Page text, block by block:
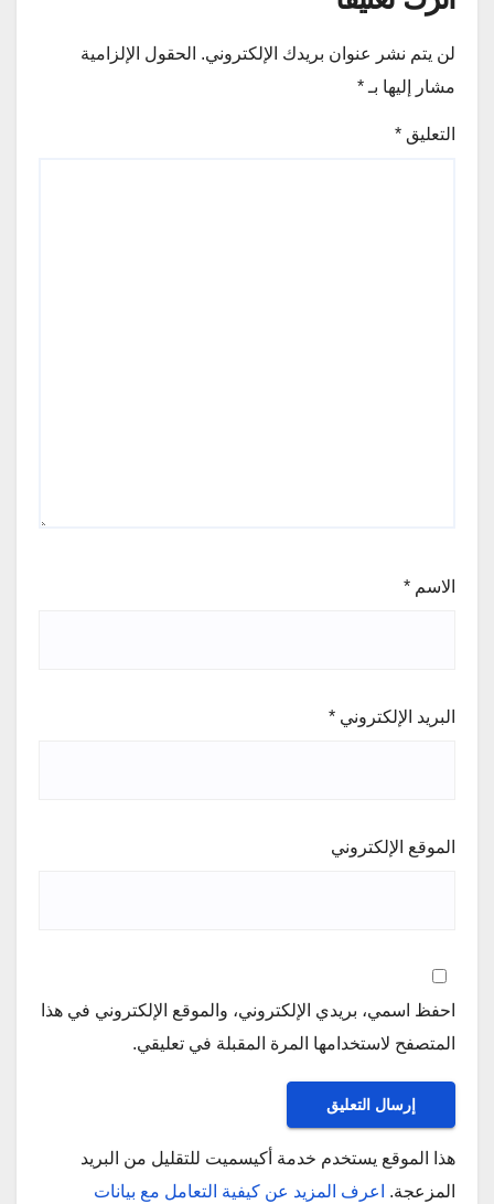
لن يتم نشر عنوان بريدك الإلكتروني. الحقول الإلزامية
مشار إليها بـ *
التعليق *
الاسم *
البريد الإلكتروني *
الموقع الإلكتروني
احفظ اسمي، بريدي الإلكتروني، والموقع الإلكتروني في هذا
المتصفح لاستخدامها المرة المقبلة في تعليقي.
هذا الموقع يستخدم خدمة أكيسميت للتقليل من البريد
المزعجة.
اعرف المزيد عن كيفية التعامل مع بيانات